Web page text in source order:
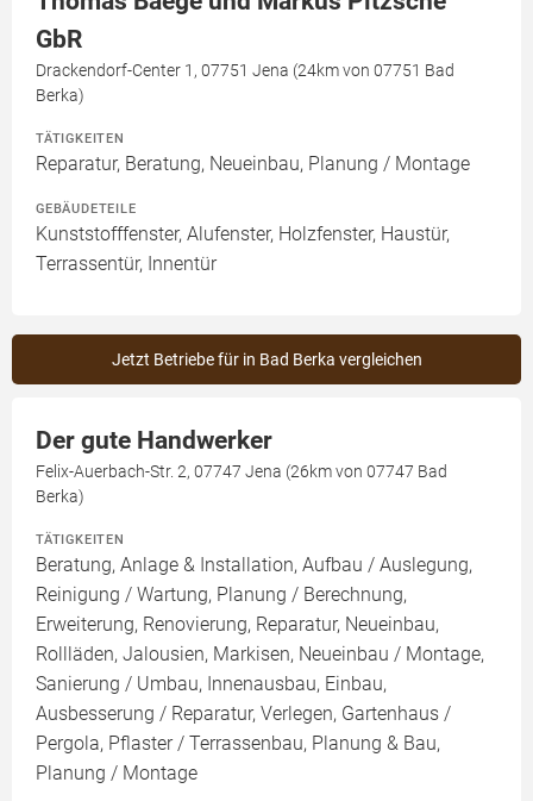
GbR
Drackendorf-Center 1, 07751 Jena (24km von 07751 Bad
Berka)
TÄTIGKEITEN
Reparatur, Beratung, Neueinbau, Planung / Montage
GEBÄUDETEILE
Kunststofffenster, Alufenster, Holzfenster, Haustür,
Terrassentür, Innentür
Jetzt Betriebe für in Bad Berka vergleichen
Der gute Handwerker
Felix-Auerbach-Str. 2, 07747 Jena (26km von 07747 Bad
Berka)
TÄTIGKEITEN
Beratung, Anlage & Installation, Aufbau / Auslegung,
Reinigung / Wartung, Planung / Berechnung,
Erweiterung, Renovierung, Reparatur, Neueinbau,
Rollläden, Jalousien, Markisen, Neueinbau / Montage,
Sanierung / Umbau, Innenausbau, Einbau,
Ausbesserung / Reparatur, Verlegen, Gartenhaus /
Pergola, Pflaster / Terrassenbau, Planung & Bau,
Planung / Montage